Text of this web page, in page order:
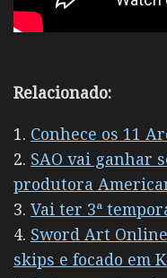
Relacionado:
1. Conhece os 11
2. SAO vai ganhar
produtora
3. Vai ter 3ª
4. Sword Art
skips e focado em